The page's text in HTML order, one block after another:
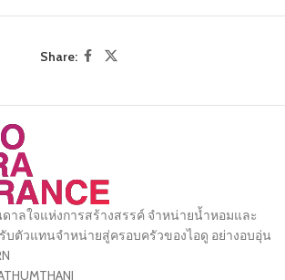
Share:
าลใจแห่งการสร้างสรรค์ จำหน่ายน้ำหอมและ
บตัวแทนจำหน่ายสู่ครอบครัวของไอดู อย่างอบอุ่น